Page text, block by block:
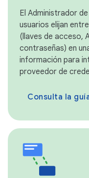
El Administrador
usuarios elijan
(llaves de acceso,
contraseñas) en
información para
proveedor de
Consulta la